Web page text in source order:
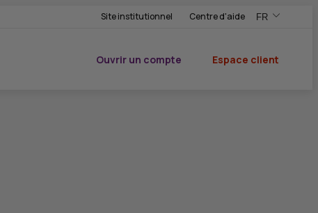
Site institutionnel Centre d'aide FR
,Version
,Changer de
Ouvrir un compte
Espace client